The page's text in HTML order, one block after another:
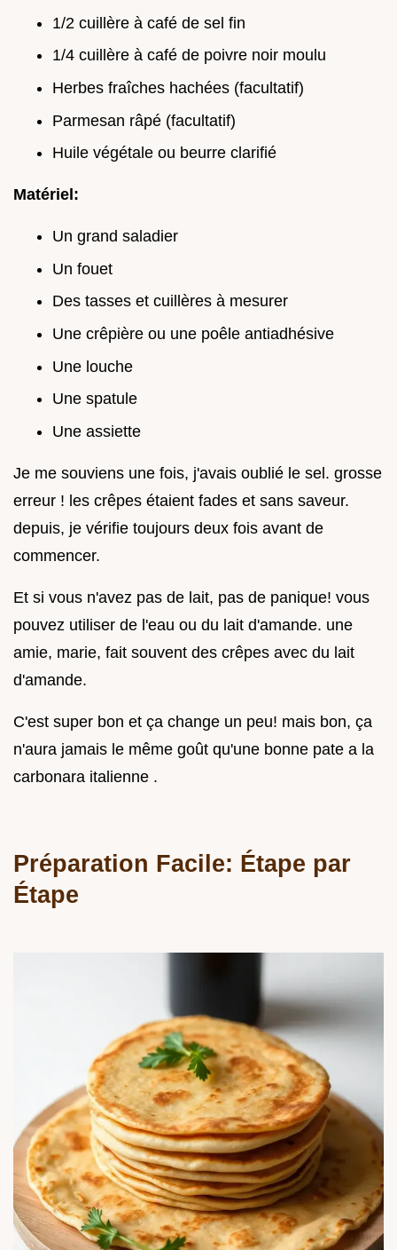
1/2 cuillère à café de sel fin
1/4 cuillère à café de poivre noir moulu
Herbes fraîches hachées (facultatif)
Parmesan râpé (facultatif)
Huile végétale ou beurre clarifié
Matériel:
Un grand saladier
Un fouet
Des tasses et cuillères à mesurer
Une crêpière ou une poêle antiadhésive
Une louche
Une spatule
Une assiette
Je me souviens une fois, j'avais oublié le sel. grosse
erreur ! les crêpes étaient fades et sans saveur.
depuis, je vérifie toujours deux fois avant de
commencer.
Et si vous n'avez pas de lait, pas de panique! vous
pouvez utiliser de l'eau ou du lait d'amande. une
amie, marie, fait souvent des crêpes avec du lait
d'amande.
C'est super bon et ça change un peu! mais bon, ça
n'aura jamais le même goût qu'une bonne pate a la
carbonara italienne .
Préparation Facile: Étape par
Étape